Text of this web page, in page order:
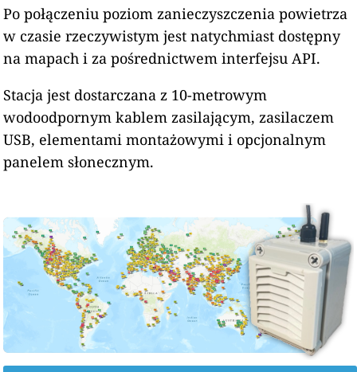
Po połączeniu poziom zanieczyszczenia powietrza
w czasie rzeczywistym jest natychmiast dostępny
na mapach i za pośrednictwem interfejsu API.
Stacja jest dostarczana z 10-metrowym
wodoodpornym kablem zasilającym, zasilaczem
USB, elementami montażowymi i opcjonalnym
panelem słonecznym.